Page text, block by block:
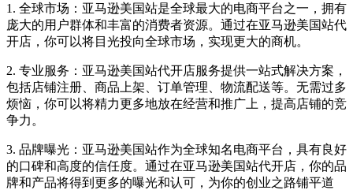
1. 全球市场：亚马逊美国站是全球最大的电商平台之一，拥有
庞大的用户群体和丰富的消费者资源。通过在亚马逊美国站代
开店，你可以将目光投向全球市场，实现更大的商机。
2. 专业服务：亚马逊美国站代开店服务提供一站式解决方案，
包括店铺注册、商品上架、订单管理、物流配送等。无需过多
烦恼，你可以将精力更多地放在经营和推广上，提高店铺的竞
争力。
3. 品牌曝光：亚马逊美国站作为全球知名电商平台，具有良好
的口碑和高度的信任度。通过在亚马逊美国站代开店，你的品
牌和产品将得到更多的曝光和认可，为你的创业之路铺平道